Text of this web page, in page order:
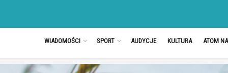
WIADOMOŚCI SPORT AUDYCJE KULTURA ATOM